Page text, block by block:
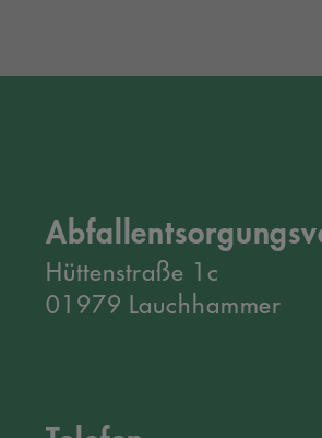
Artikel lesen
Hüttenstraße 1c
01979 Lauchhammer